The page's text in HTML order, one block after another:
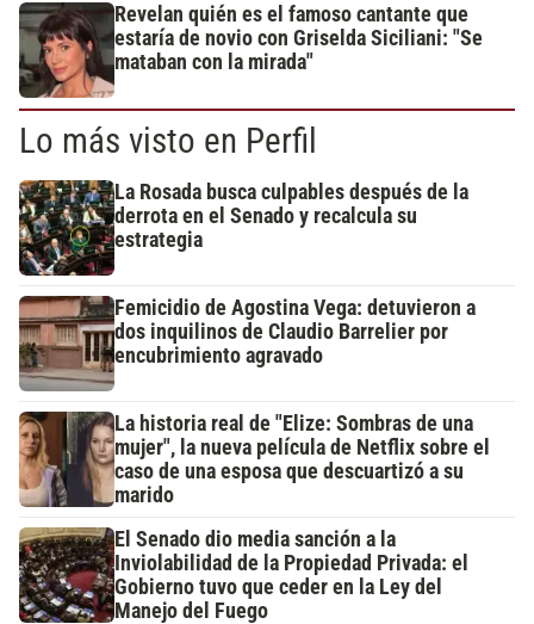
Revelan quién es el famoso cantante que
estaría de novio con Griselda Siciliani: "Se
mataban con la mirada"
Lo más visto en Perfil
La Rosada busca culpables después de la
derrota en el Senado y recalcula su
estrategia
Femicidio de Agostina Vega: detuvieron a
dos inquilinos de Claudio Barrelier por
encubrimiento agravado
La historia real de "Elize: Sombras de una
mujer", la nueva película de Netflix sobre el
caso de una esposa que descuartizó a su
marido
El Senado dio media sanción a la
Inviolabilidad de la Propiedad Privada: el
Gobierno tuvo que ceder en la Ley del
Manejo del Fuego